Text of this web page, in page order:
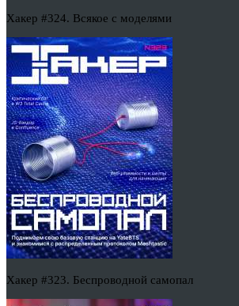
Хакер #324. Всякое с моделями
Хакер #323. Беспроводной самопал